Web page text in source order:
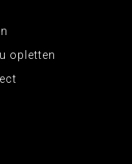
opletten